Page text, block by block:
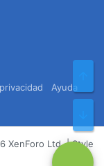
Ayuda
XenForo Ltd. |Style